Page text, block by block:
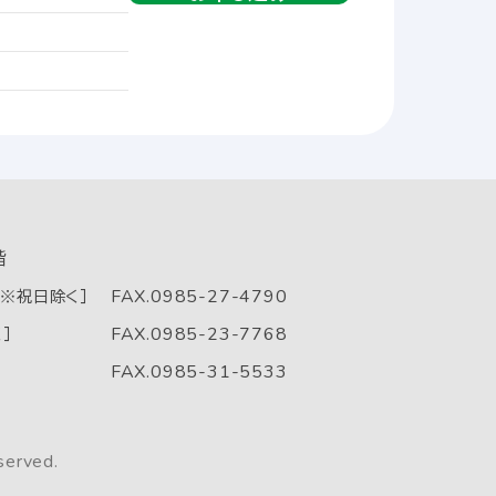
日除く］
FAX.0985-27-4790
FAX.0985-23-7768
FAX.0985-31-5533